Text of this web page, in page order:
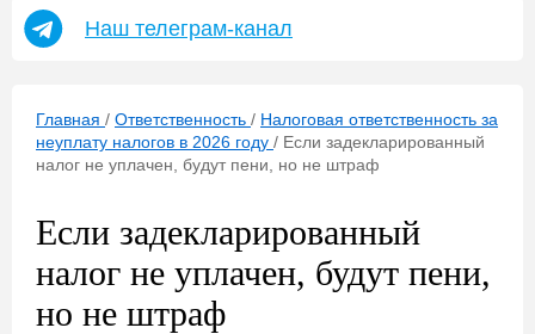
Наш телеграм-канал
Главная / Ответственность / Налоговая ответственность за
неуплату налогов в 2026 году / Если задекларированный
налог не уплачен, будут пени, но не штраф
Если задекларированный
налог не уплачен, будут пени,
но не штраф